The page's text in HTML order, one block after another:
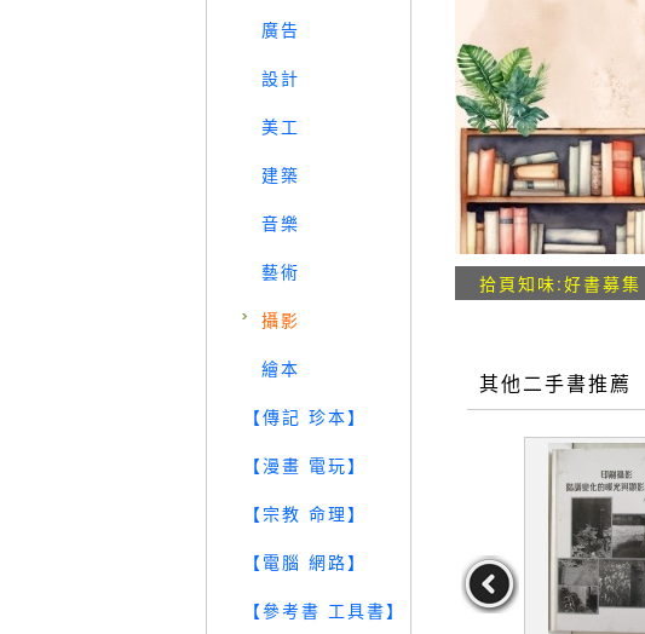
廣告
設計
美工
建築
音樂
藝術
攝影
繪本
【傳記 珍本】
【漫畫 電玩】
【宗教 命理】
【電腦 網路】
【參考書 工具書】
拾頁知味:好書募集
其他二手書推薦